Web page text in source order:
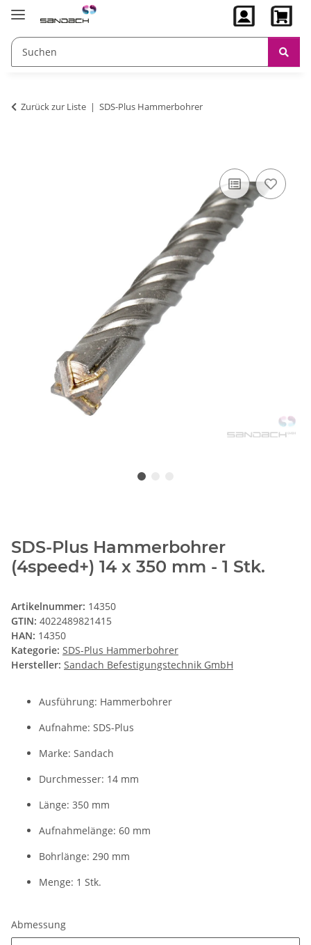
Zurück zur Liste SDS-Plus Hammerbohrer
SDS-Plus Hammerbohrer
(4speed+) 14 x 350 mm - 1 Stk.
Artikelnummer: 14350
GTIN: 4022489821415
HAN: 14350
Kategorie: SDS-Plus Hammerbohrer
Hersteller: Sandach Befestigungstechnik GmbH
Ausführung: Hammerbohrer
Aufnahme: SDS-Plus
Marke: Sandach
Durchmesser: 14 mm
Länge: 350 mm
Aufnahmelänge: 60 mm
Bohrlänge: 290 mm
Menge: 1 Stk.
Abmessung